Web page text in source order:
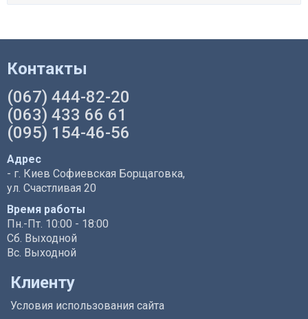
Контакты
(067) 444-82-20
(063) 433 66 61
(095) 154-46-56
Адрес
- г. Киев Софиевская Борщаговка,
ул. Счастливая 20
Время работы
Пн.-Пт. 10:00 - 18:00
Сб. Выходной
Вс. Выходной
Клиенту
Условия использования сайта